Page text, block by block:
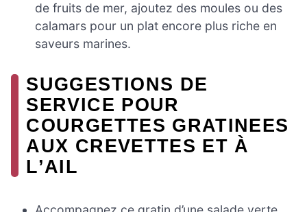
de fruits de mer, ajoutez des moules ou des
calamars pour un plat encore plus riche en
saveurs marines.
SUGGESTIONS DE
SERVICE POUR
COURGETTES GRATINEES
AUX CREVETTES ET À
L’AIL